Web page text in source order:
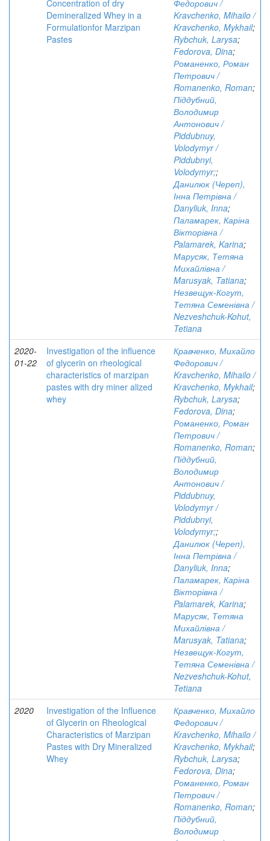
Concentration of dry
Demineralized Whey in a
Formulationfor Marzipan
Pastes
Федорович /
Kravchenko, Mihailo /
Kravchenko, Mykhail;
Rybchuk, Larysa;
Fedorova, Dina;
Романенко, Роман
Петрович /
Romanenko, Roman;
Піддубний,
Володимир
Антонович /
Piddubnuy,
Volodymyr /
Piddubnyi,
Volodymyr;;
Данилюк (Череп),
Інна Петрівна /
Danyliuk, Inna;
Паламарек, Каріна
Вікторівна /
Palamarek, Karina;
Марусяк, Тетяна
Михайлівна /
Marusyak, Tatiana;
Незвещук-Когут,
Тетяна Семенівна /
Nezveshchuk-Kohut,
Tetiana
2020-
01-22
Investigation of the influence
of glycerin on rheological
characteristics of marzipan
pastes with dry miner alized
whey
Кравченко, Михайло
Федорович /
Kravchenko, Mihailo /
Kravchenko, Mykhail;
Rybchuk, Larysa;
Fedorova, Dina;
Романенко, Роман
Петрович /
Romanenko, Roman;
Піддубний,
Володимир
Антонович /
Piddubnuy,
Volodymyr /
Piddubnyi,
Volodymyr;;
Данилюк (Череп),
Інна Петрівна /
Danyliuk, Inna;
Паламарек, Каріна
Вікторівна /
Palamarek, Karina;
Марусяк, Тетяна
Михайлівна /
Marusyak, Tatiana;
Незвещук-Когут,
Тетяна Семенівна /
Nezveshchuk-Kohut,
Tetiana
2020
Investigation of the Influence
of Glycerin on Rheological
Characteristics of Marzipan
Pastes with Dry Mineralized
Whey
Кравченко, Михайло
Федорович /
Kravchenko, Mihailo /
Kravchenko, Mykhail;
Rybchuk, Larysa;
Fedorova, Dina;
Романенко, Роман
Петрович /
Romanenko, Roman;
Піддубний,
Володимир